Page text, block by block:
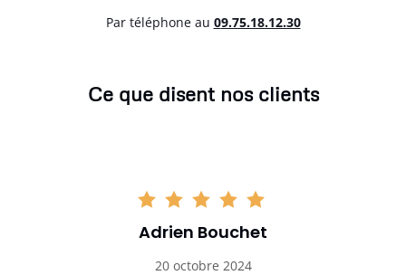
Par téléphone au 09.75.18.12.30
Ce que disent nos clients
Adrien Bouchet
20 octobre 2024